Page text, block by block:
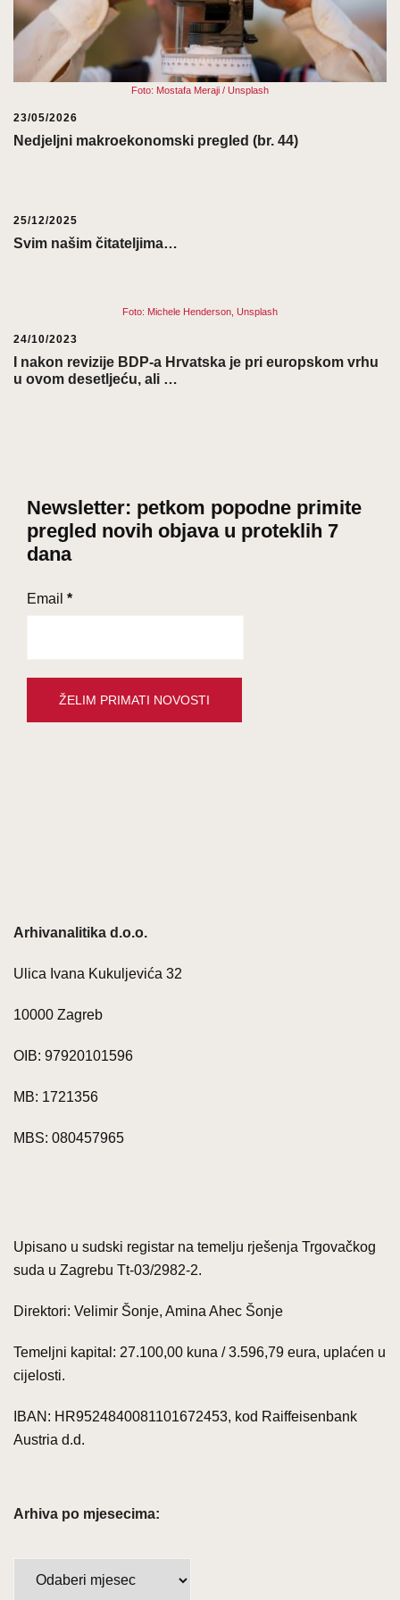
Foto: Mostafa Meraji / Unsplash
23/05/2026
Nedjeljni makroekonomski pregled (br. 44)
25/12/2025
Svim našim čitateljima…
Foto: Michele Henderson, Unsplash
24/10/2023
I nakon revizije BDP-a Hrvatska je pri europskom vrhu
u ovom desetljeću, ali …
Newsletter: petkom popodne primite
pregled novih objava u proteklih 7
dana
Email *
Arhivanalitika d.o.o.
Ulica Ivana Kukuljevića 32
10000 Zagreb
OIB: 97920101596
MB: 1721356
MBS: 080457965
Upisano u sudski registar na temelju rješenja Trgovačkog
suda u Zagrebu Tt-03/2982-2.
Direktori: Velimir Šonje, Amina Ahec Šonje
Temeljni kapital: 27.100,00 kuna / 3.596,79 eura, uplaćen u
cijelosti.
IBAN: HR9524840081101672453, kod Raiffeisenbank
Austria d.d.
Arhiva po mjesecima: